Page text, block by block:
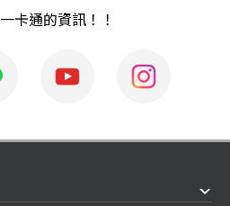
卡通的資訊！！